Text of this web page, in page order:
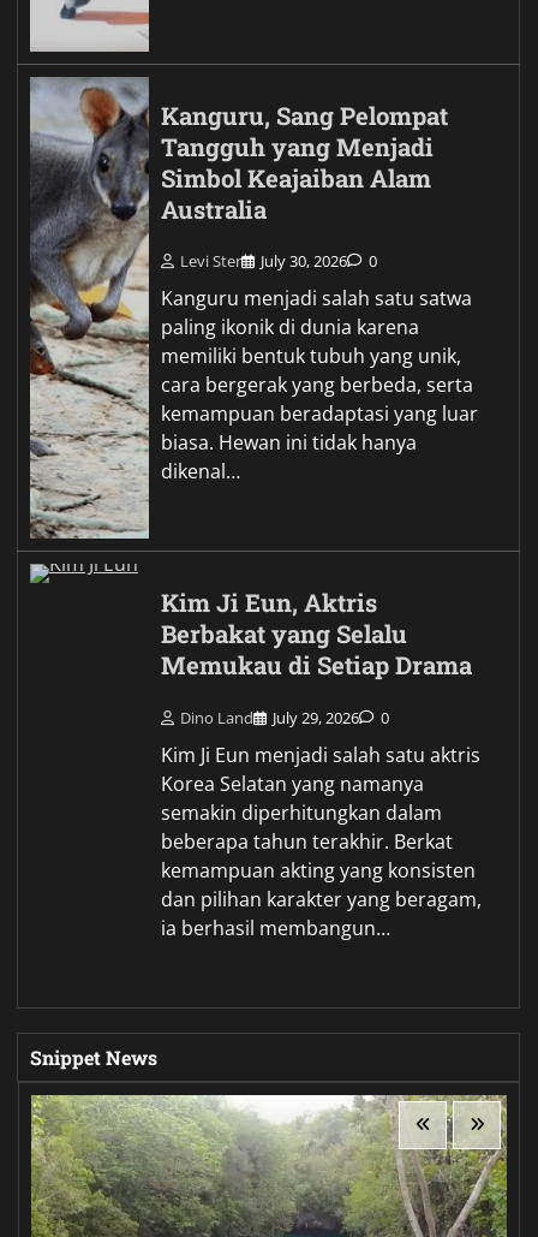
Kanguru, Sang Pelompat
Tangguh yang Menjadi
Simbol Keajaiban Alam
Australia
Levi Ster July 30, 2026 0
Kanguru menjadi salah satu satwa
paling ikonik di dunia karena
memiliki bentuk tubuh yang unik,
cara bergerak yang berbeda, serta
kemampuan beradaptasi yang luar
biasa. Hewan ini tidak hanya
dikenal…
Kim Ji Eun, Aktris
Berbakat yang Selalu
Memukau di Setiap Drama
Dino Land July 29, 2026 0
Kim Ji Eun menjadi salah satu aktris
Korea Selatan yang namanya
semakin diperhitungkan dalam
beberapa tahun terakhir. Berkat
kemampuan akting yang konsisten
dan pilihan karakter yang beragam,
ia berhasil membangun…
Snippet News